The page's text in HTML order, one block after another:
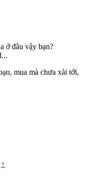
ở đâu vậy bạn?
mua mà chưa xài tới,
↑